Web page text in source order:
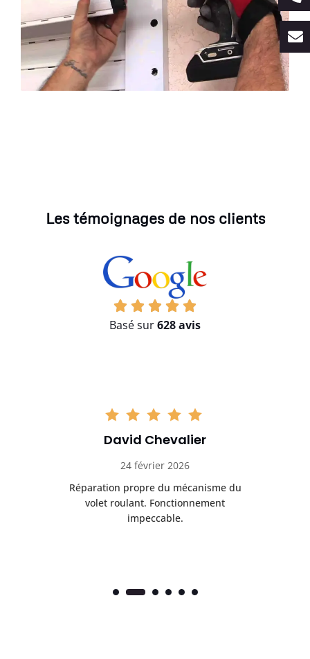
Les témoignages de nos clients
Basé sur628 avis
David Chevalier
24 février 2026
Réparation propre du mécanisme du
volet roulant. Fonctionnement
impeccable.